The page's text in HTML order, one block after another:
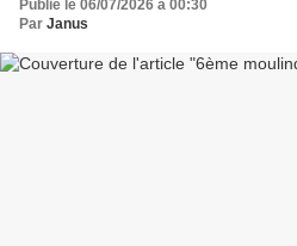
Publié le 06/07/2026 à 00:30
Par Janus